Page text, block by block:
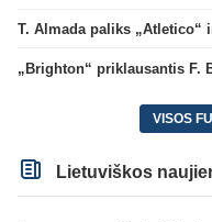
VISOS
Lietuviškos